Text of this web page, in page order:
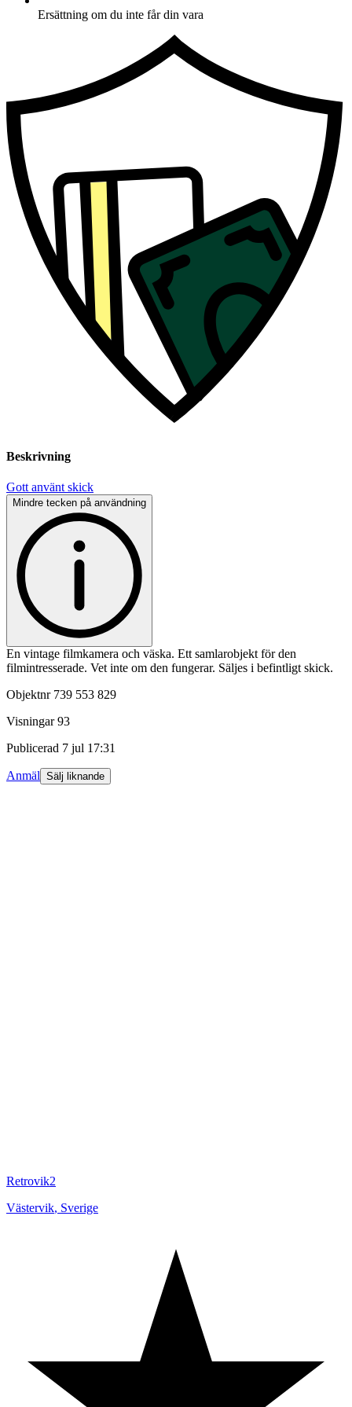
Ersättning om du inte får din vara
Beskrivning
Gott använt skick
Mindre tecken på användning
En vintage filmkamera och väska. Ett samlarobjekt för den
filmintresserade. Vet inte om den fungerar. Säljes i befintligt skick.
Objektnr 739 553 829
Visningar 93
Publicerad 7 jul 17:31
Anmäl Sälj liknande
Retrovik2
Västervik, Sverige